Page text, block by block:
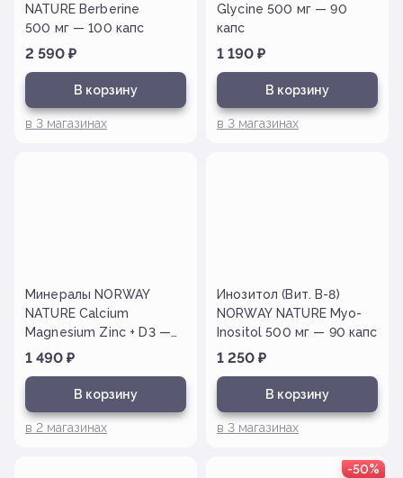
NATURE Berberine
500 мг — 100 капс
2 590 ₽
В корзину
в 3 магазинах
Glycine 500 мг — 90
капс
1 190 ₽
В корзину
в 3 магазинах
Минералы NORWAY
NATURE Calcium
Magnesium Zinc + D3 —
90 таб
1 490 ₽
В корзину
в 2 магазинах
Инозитол (Вит. B-8)
NORWAY NATURE Myo-
Inositol 500 мг — 90 капс
1 250 ₽
В корзину
в 3 магазинах
-50%